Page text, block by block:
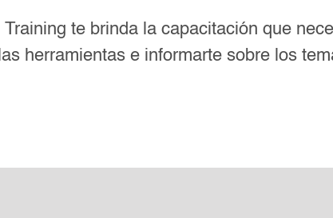
te brinda la capacitación que
herramientas e informarte sobre los